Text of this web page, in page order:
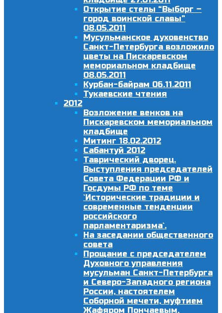
Открытие стелы “Выборг –
город воинской славы”
08.05.2011
Мусульманское духовенство
Санкт-Петербурга возложило
цветы на Пискаревском
мемориальном кладбище
08.05.2011
Курбан-байрам 06.11.2011
Тукаевские чтения
2012
Возложение венков на
Пискаревском мемориальном
кладбище
Митинг 18.02.2012
Сабантуй 2012
Таврический дворец.
Выступления председателей
Совета Федерации РФ и
Госдумы РФ по теме
`Исторические традиции и
современные тенденции
российского
парламентаризма`.
На заседании общественного
совета
Прощание с председателем
Духовного управления
мусульман Санкт-Петербурга
и Северо-Западного региона
России, настоятелем
Соборной мечети, муфтием
Жафяром Пончаевым.